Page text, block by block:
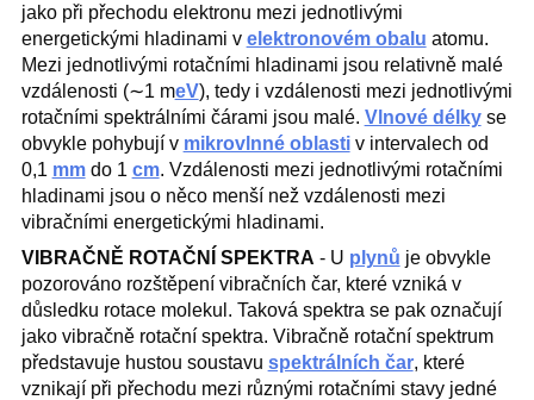
jako při přechodu elektronu mezi jednotlivými
energetickými hladinami v elektronovém obalu atomu.
Mezi jednotlivými rotačními hladinami jsou relativně malé
vzdálenosti (∼1 meV), tedy i vzdálenosti mezi jednotlivými
rotačními spektrálními čárami jsou malé. Vlnové délkyse
obvykle pohybují v mikrovlnné oblastiv intervalech od
0,1 mmdo 1 cm. Vzdálenosti mezi jednotlivými rotačními
hladinami jsou o něco menší než vzdálenosti mezi
vibračními energetickými hladinami.
VIBRAČNĚ ROTAČNÍ SPEKTRA - U plynů je obvykle
pozorováno rozštěpení vibračních čar, které vzniká v
důsledku rotace molekul. Taková spektra se pak označují
jako vibračně rotační spektra. Vibračně rotační spektrum
představuje hustou soustavu spektrálních čar, které
vznikají při přechodu mezi různými rotačními stavy jedné